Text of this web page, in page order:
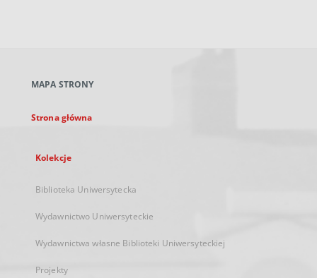
karcie
MAPA STRONY
Strona główna
Kolekcje
Biblioteka Uniwersytecka
Wydawnictwo Uniwersyteckie
Wydawnictwa własne Biblioteki Uniwersyteckiej
Projekty